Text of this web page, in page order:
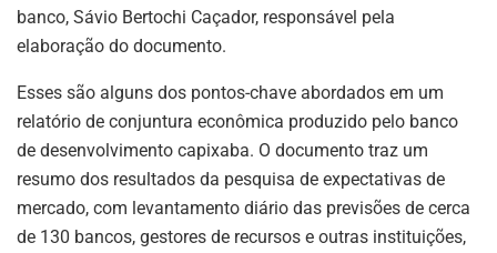
banco, Sávio Bertochi Caçador, responsável pela
elaboração do documento.
Esses são alguns dos pontos-chave abordados em um
relatório de conjuntura econômica produzido pelo banco
de desenvolvimento capixaba. O documento traz um
resumo dos resultados da pesquisa de expectativas de
mercado, com levantamento diário das previsões de cerca
de 130 bancos, gestores de recursos e outras instituições,